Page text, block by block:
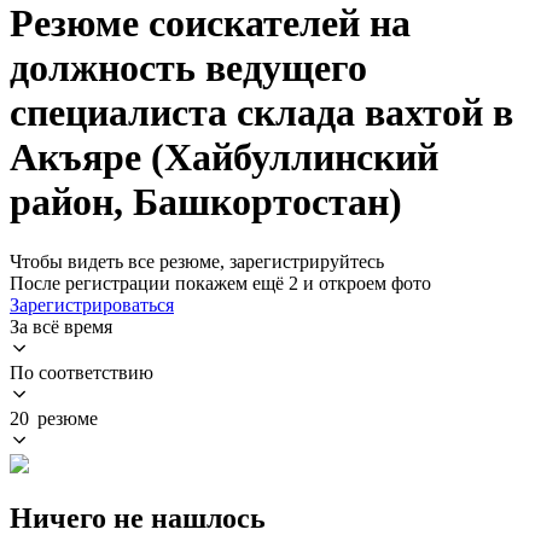
Резюме соискателей на
должность ведущего
специалиста склада вахтой в
Акъяре (Хайбуллинский
район, Башкортостан)
Чтобы видеть все резюме, зарегистрируйтесь
После регистрации покажем ещё 2 и откроем фото
Зарегистрироваться
За всё время
По соответствию
20 резюме
Ничего не нашлось